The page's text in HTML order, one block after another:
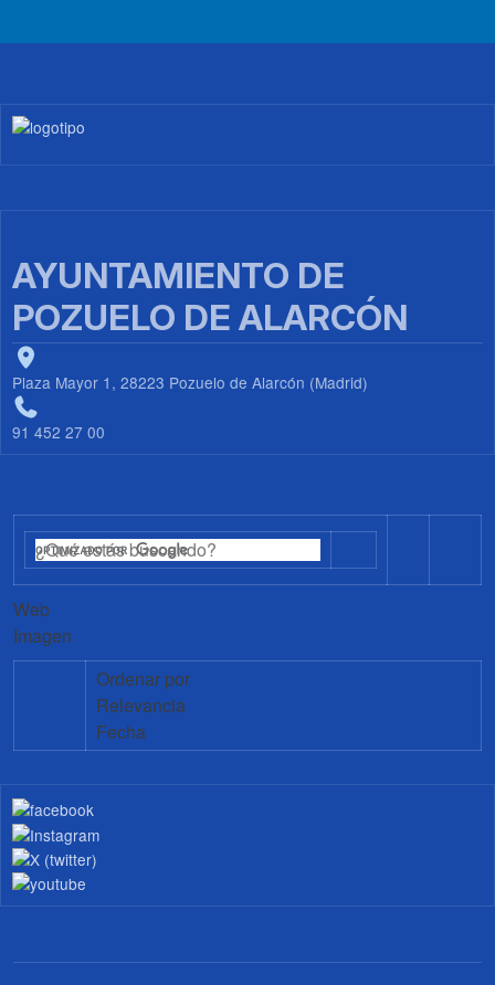
Imagen
AYUNTAMIENTO DE
POZUELO DE ALARCÓN
Plaza Mayor 1, 28223 Pozuelo de Alarcón (Madrid)
91 452 27 00
Web
Imagen
Ordenar por
Relevancia
Fecha